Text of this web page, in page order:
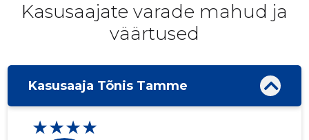
Kasusaajate varade mahud ja
väärtused
Kasusaaja Tõnis Tamme
★★★★